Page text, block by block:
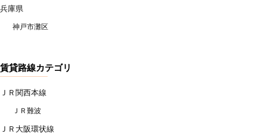
兵庫県
神戸市灘区
賃貸路線カテゴリ
ＪＲ関西本線
ＪＲ難波
ＪＲ大阪環状線